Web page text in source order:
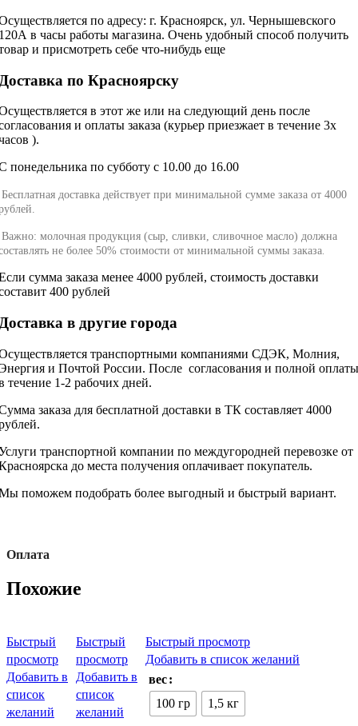
по адресу: г. Красноярск, ул. Чернышевского
в часы работы магазина. Очень удобный способ получить
и присмотреть себе что-нибудь еще
по Красноярску
в этот же или на следующий день после
и оплаты заказа (курьер приезжает в течение 3х
).
понедельника по субботу с 10.00 до 16.00
Бесплатная доставка действует при минимальной сумме заказа от 4000
Важно: молочная продукция (сыр, сливки, сливочное масло) должна
не более 50% стоимости от минимальной суммы заказа.
сумма заказа менее 4000 рублей, стоимость доставки
400 рублей
в другие города
транспортными компаниями СДЭК, Молния,
и Почтой России. После согласования и полной оплаты
течение 1-2 рабочих дней.
заказа для бесплатной доставки в ТК составляет 4000
транспортной компании по междугородней перевозке от
до места получения оплачивает покупатель.
поможем подобрать более выгодный и быстрый вариант.
Оплата
Похожие
Быстрый
просмотр
Добавить в
список
желаний
Быстрый
просмотр
Добавить в
список
желаний
Быстрый просмотр
Добавить в список желаний
вес
100 гр
1,5 кг